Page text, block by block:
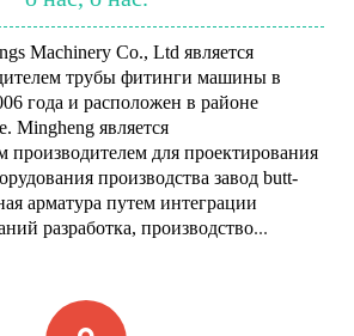
Machinery Co., Ltd является
трубы фитинги машины в
года и расположен в районе
Mingheng является
производителем для проектирования
производства завод butt-
арматура путем интеграции
разработка, производство...